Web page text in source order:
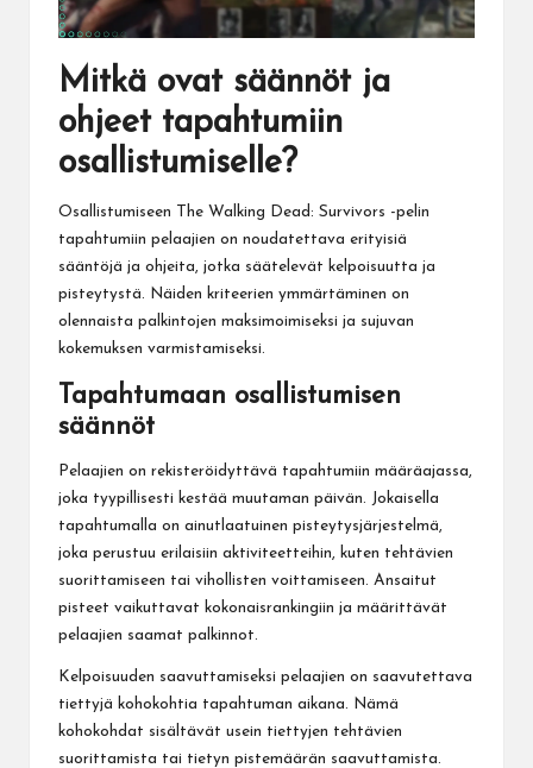
Mitkä ovat säännöt ja
ohjeet tapahtumiin
osallistumiselle?
Osallistumiseen The Walking Dead: Survivors -pelin
tapahtumiin pelaajien on noudatettava erityisiä
sääntöjä ja ohjeita, jotka säätelevät kelpoisuutta ja
pisteytystä. Näiden kriteerien ymmärtäminen on
olennaista palkintojen maksimoimiseksi ja sujuvan
kokemuksen varmistamiseksi.
Tapahtumaan osallistumisen
säännöt
Pelaajien on rekisteröidyttävä tapahtumiin määräajassa,
joka tyypillisesti kestää muutaman päivän. Jokaisella
tapahtumalla on ainutlaatuinen pisteytysjärjestelmä,
joka perustuu erilaisiin aktiviteetteihin, kuten tehtävien
suorittamiseen tai vihollisten voittamiseen. Ansaitut
pisteet vaikuttavat kokonaisrankingiin ja määrittävät
pelaajien saamat palkinnot.
Kelpoisuuden saavuttamiseksi pelaajien on saavutettava
tiettyjä kohokohtia tapahtuman aikana. Nämä
kohokohdat sisältävät usein tiettyjen tehtävien
suorittamista tai tietyn pistemäärän saavuttamista.